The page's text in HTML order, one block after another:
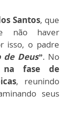
Santos, que
não haver
isso, o padre
de Deus”. No
na fase de
, reunindo
seus